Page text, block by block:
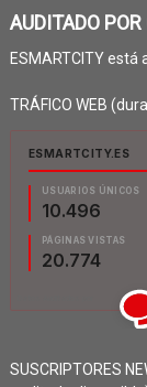
AUDITADO POR
ESMARTCITY está
TRÁFICO WEB
SUSCRIPTORES